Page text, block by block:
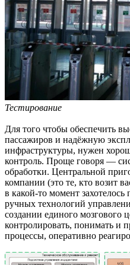
Тестирование
Для того чтобы обеспечить
пассажиров и надёжную
инфраструктуры, нужен
контроль. Проще говоря —
обработки. Центральной
компании (это те, кто возит
в какой-то момент
ручных технологий
создании единого мозгового
контролировать, понимать и
процессы, оперативно